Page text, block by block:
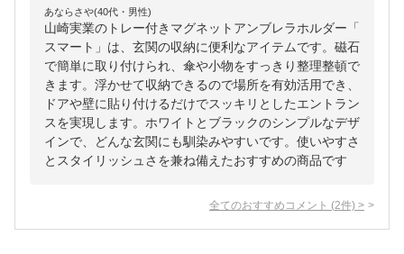
あならさや(40代・男性)
山崎実業のトレー付きマグネットアンブレラホルダー「
スマート」は、玄関の収納に便利なアイテムです。磁石
で簡単に取り付けられ、傘や小物をすっきり整理整頓で
きます。浮かせて収納できるので場所を有効活用でき、
ドアや壁に貼り付けるだけでスッキリとしたエントラン
スを実現します。ホワイトとブラックのシンプルなデザ
インで、どんな玄関にも馴染みやすいです。使いやすさ
とスタイリッシュさを兼ね備えたおすすめの商品です
全てのおすすめコメント (2件) >